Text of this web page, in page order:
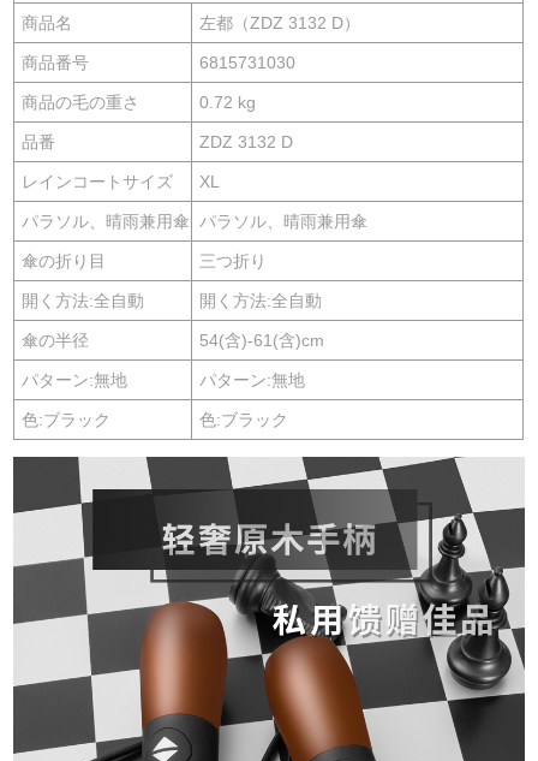
商品名 左都（ZDZ 3132 D）
商品番号 6815731030
商品の毛の重さ 0.72 kg
品番 ZDZ 3132 D
レインコートサイズ XL
パラソル、晴雨兼用傘 パラソル、晴雨兼用傘
傘の折り目 三つ折り
開く方法:全自動 開く方法:全自動
傘の半径 54(含)-61(含)cm
パターン:無地 パターン:無地
色:ブラック 色:ブラック